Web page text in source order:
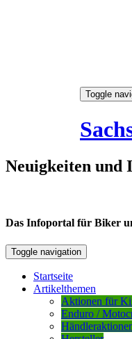
Toggle
Neuigkeiten und
Das Infoportal für Biker
Toggle navigation
Startseite
Artikelthemen
Aktionen für
Enduro /